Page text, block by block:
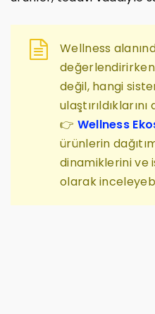
Wellness
değil, hangi
👉 Wellness
ürünlerin
dinamiklerini ve
olarak